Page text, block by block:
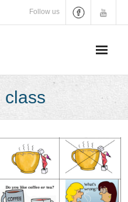
Follow us
class